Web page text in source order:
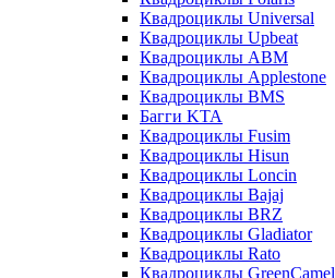
Квадроциклы Universal
Квадроциклы Upbeat
Квадроциклы ABM
Квадроциклы Applestone
Квадроциклы BMS
Багги KTA
Квадроциклы Fusim
Квадроциклы Hisun
Квадроциклы Loncin
Квадроциклы Bajaj
Квадроциклы BRZ
Квадроциклы Gladiator
Квадроциклы Rato
Квадроциклы GreenCamel